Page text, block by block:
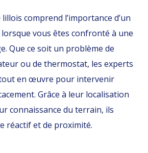
comprend l’importance d’un
vous êtes confronté à une
Que ce soit un problème de
ou de thermostat, les experts
en œuvre pour intervenir
Grâce à leur localisation
connaissance du terrain, ils
réactif et de proximité.